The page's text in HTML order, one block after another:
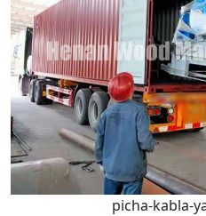
picha-kabla-